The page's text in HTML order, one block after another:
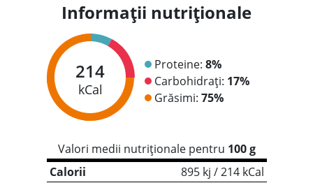
Informații nutriționale
214
kCal
Proteine: 8%
Carbohidrați: 17%
Grăsimi: 75%
Valori medii nutriționale pentru 100 g
Calorii
895 kj / 214 kCal